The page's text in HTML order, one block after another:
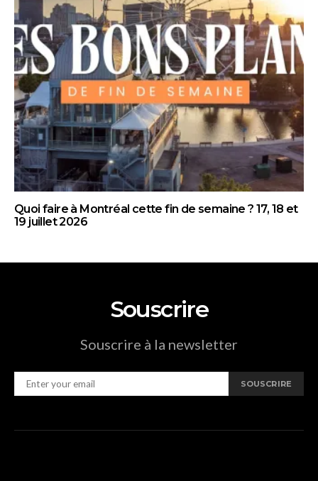
Quoi faire à Montréal cette fin de semaine ? 17, 18 et
19 juillet 2026
Souscrire
Souscrire à la newsletter
SOUSCRIRE